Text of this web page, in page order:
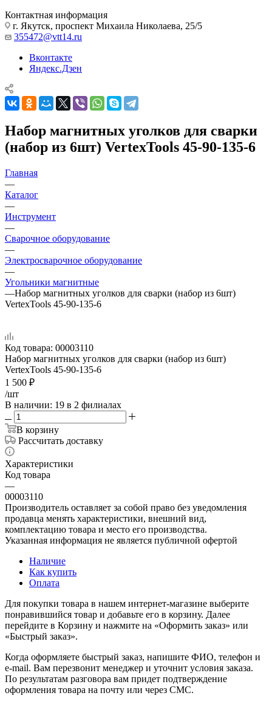
Контактная информация
г. Якутск, проспект Михаила Николаева, 25/5
355472@vtt14.ru
Вконтакте
Яндекс.Дзен
Набор магнитных уголков для сварки
(набор из 6шт) VertexTools 45-90-135-6
Главная
—
Каталог
—
Инструмент
—
Сварочное оборудование
—
Электросварочное оборудование
—
Угольники магнитные
—Набор магнитных уголков для сварки (набор из 6шт)
VertexTools 45-90-135-6
Код товара: 00003110
Набор магнитных уголков для сварки (набор из 6шт)
VertexTools 45-90-135-6
1 500 ₽
/шт
В наличии: 19 в 2 филиалах
В корзину
Рассчитать доставку
Характеристики
Код товара
—
00003110
Производитель оставляет за собой право без уведомления
продавца менять характеристики, внешний вид,
комплектацию товара и место его производства.
Указанная информация не является публичной офертой
Наличие
Как купить
Оплата
Для покупки товара в нашем интернет-магазине выберите
понравившийся товар и добавьте его в корзину. Далее
перейдите в Корзину и нажмите на «Оформить заказ» или
«Быстрый заказ».
Когда оформляете быстрый заказ, напишите ФИО, телефон и
e-mail. Вам перезвонит менеджер и уточнит условия заказа.
По результатам разговора вам придет подтверждение
оформления товара на почту или через СМС.